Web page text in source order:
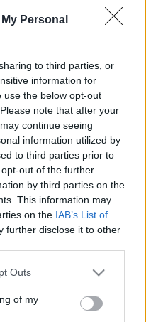
Personal
to third parties, or
information for
use the below opt-out
note that after your
continue seeing
information utilized by
to third parties prior to
out of the further
by third parties on the
This information may
on the IAB’s List of
further disclose it to other
one or more Google
You may click to
its third-party tags to
Outs
of my
Átmosódnak
valóságosak-e.
Ringatózó képek az
szörnyű titok a
produkciójában
és Muhi András,
sound design
és képzőművész,
több mint negyven